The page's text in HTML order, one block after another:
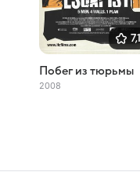
7,1
Побег из тюрьмы
2008